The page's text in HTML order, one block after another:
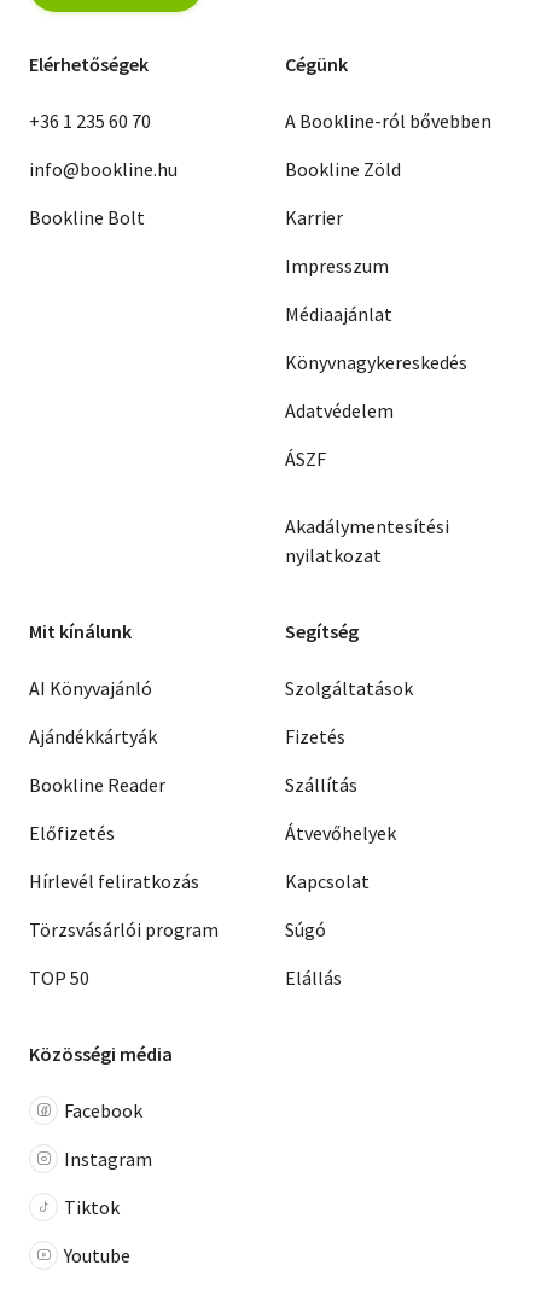
Elérhetőségek
+36 1 235 60 70
info@bookline.hu
Bookline Bolt
Cégünk
A Bookline-ról bővebben
Bookline Zöld
Karrier
Impresszum
Médiaajánlat
Könyvnagykereskedés
Adatvédelem
ÁSZF
Akadálymentesítési
nyilatkozat
Mit kínálunk
AI Könyvajánló
Ajándékkártyák
Bookline Reader
Előfizetés
Hírlevél feliratkozás
Törzsvásárlói program
TOP 50
Segítség
Szolgáltatások
Fizetés
Szállítás
Átvevőhelyek
Kapcsolat
Súgó
Elállás
Közösségi média
Facebook
Instagram
Tiktok
Youtube